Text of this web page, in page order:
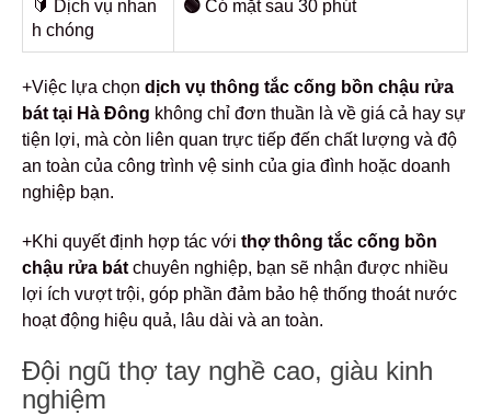
🔰️ Dịch vụ nhan
h chóng
🟢 Có mặt sau 30 phút
+Việc lựa chọn dịch vụ thông tắc cống bồn chậu rửa
bát tại Hà Đông không chỉ đơn thuần là về giá cả hay sự
tiện lợi, mà còn liên quan trực tiếp đến chất lượng và độ
an toàn của công trình vệ sinh của gia đình hoặc doanh
nghiệp bạn.
+Khi quyết định hợp tác với thợ thông tắc cống bồn
chậu rửa bát chuyên nghiệp, bạn sẽ nhận được nhiều
lợi ích vượt trội, góp phần đảm bảo hệ thống thoát nước
hoạt động hiệu quả, lâu dài và an toàn.
Đội ngũ thợ tay nghề cao, giàu kinh
nghiệm